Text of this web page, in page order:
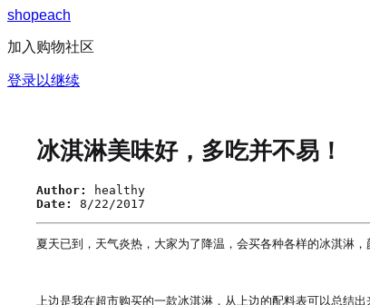
shopeach
加入购物社区
登录以继续
冰淇淋美味好，多吃并不易！
Author:
healthy
Date:
8/22/2017
夏天已到，天气炎热，大家为了降温，会买各种各样的冰淇淋
上边是我在超市购买的一款冰淇淋，从上边的配料表可以总结